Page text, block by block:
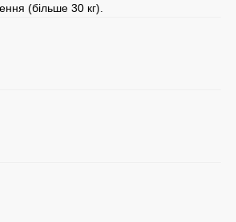
(більше 30 кг).